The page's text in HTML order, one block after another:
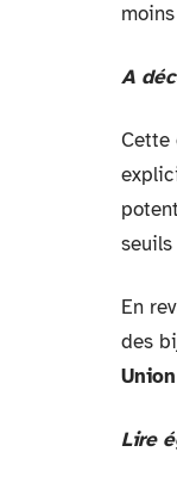
A
Cette
En
des
Lire